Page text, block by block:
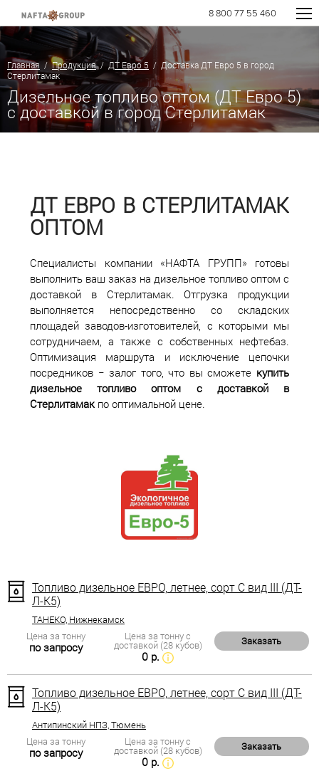
8 800 77 55 460
Главная /Продукция/ ДТ Евро 5 / Доставка ДТ Евро 5 в город
Стерлитамак
Дизельное топливо оптом (ДТ Евро 5)
с доставкой в город Стерлитамак
ДТ ЕВРО В СТЕРЛИТАМАК
ОПТОМ
Специалисты компании «НАФТА ГРУПП» готовы
выполнить ваш заказ на дизельное топливо оптом с
доставкой в Стерлитамак. Отгрузка продукции
выполняется непосредственно со складских
площадей заводов-изготовителей, с которыми мы
сотрудничаем, а также с собственных нефтебаз.
Оптимизация маршрута и исключение цепочки
посредников − залог того, что вы сможете купить
дизельное топливо оптом с доставкой в
Стерлитамакпо оптимальной цене.
Топливо дизельное ЕВРО, летнее, сорт С вид III (ДТ-
Л-К5)
ТАНЕКО, Нижнекамск
Цена за тонну
по запросу
Цена за тонну с
доставкой (28 кубов)
0 р.
Заказать
Топливо дизельное ЕВРО, летнее, сорт С вид III (ДТ-
Л-К5)
Антипинский НПЗ, Тюмень
Цена за тонну
по запросу
Цена за тонну с
доставкой (28 кубов)
0 р.
Заказать